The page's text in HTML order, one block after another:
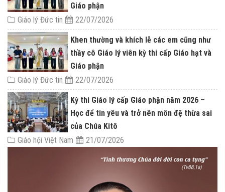
Giáo phận
Giáo lý Đức tin
22/07/2026
Khen thường và khích lễ các em cũng như
thầy cô Giáo lý viên kỳ thi cấp Giáo hạt và
Giáo phận
Giáo lý Đức tin
22/07/2026
Kỳ thi Giáo lý cấp Giáo phận năm 2026 –
Học để tin yêu và trở nên môn đệ thừa sai
của Chúa Kitô
Giáo hội Việt Nam
21/07/2026